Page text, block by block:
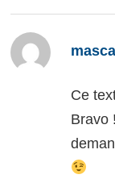
Ce
Bravo